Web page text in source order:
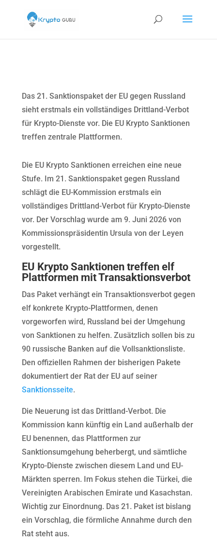
Das 21. Sanktionspaket der EU gegen Russland
sieht erstmals ein vollständiges Drittland-Verbot
für Krypto-Dienste vor. Die EU Krypto Sanktionen
treffen zentrale Plattformen.
Die EU Krypto Sanktionen erreichen eine neue
Stufe. Im 21. Sanktionspaket gegen Russland
schlägt die EU-Kommission erstmals ein
vollständiges Drittland-Verbot für Krypto-Dienste
vor. Der Vorschlag wurde am 9. Juni 2026 von
Kommissionspräsidentin Ursula von der Leyen
vorgestellt.
EU Krypto Sanktionen treffen elf
Plattformen mit Transaktionsverbot
Das Paket verhängt ein Transaktionsverbot gegen
elf konkrete Krypto-Plattformen, denen
vorgeworfen wird, Russland bei der Umgehung
von Sanktionen zu helfen. Zusätzlich sollen bis zu
90 russische Banken auf die Vollsanktionsliste.
Den offiziellen Rahmen der bisherigen Pakete
dokumentiert der Rat der EU auf seiner
Sanktionsseite.
Die Neuerung ist das Drittland-Verbot. Die
Kommission kann künftig ein Land außerhalb der
EU benennen, das Plattformen zur
Sanktionsumgehung beherbergt, und sämtliche
Krypto-Dienste zwischen diesem Land und EU-
Märkten sperren. Im Fokus stehen die Türkei, die
Vereinigten Arabischen Emirate und Kasachstan.
Wichtig zur Einordnung. Das 21. Paket ist bislang
ein Vorschlag, die förmliche Annahme durch den
Rat steht aus.